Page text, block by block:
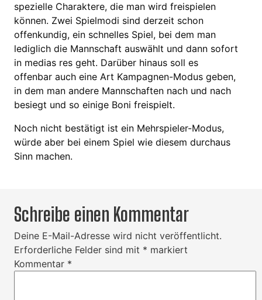
spezielle Charaktere, die man wird freispielen
können. Zwei Spielmodi sind derzeit schon
offenkundig, ein schnelles Spiel, bei dem man
lediglich die Mannschaft auswählt und dann sofort
in medias res geht. Darüber hinaus soll es
offenbar auch eine Art Kampagnen-Modus geben,
in dem man andere Mannschaften nach und nach
besiegt und so einige Boni freispielt.
Noch nicht bestätigt ist ein Mehrspieler-Modus,
würde aber bei einem Spiel wie diesem durchaus
Sinn machen.
Schreibe einen Kommentar
Deine E-Mail-Adresse wird nicht veröffentlicht.
Erforderliche Felder sind mit * markiert
Kommentar *